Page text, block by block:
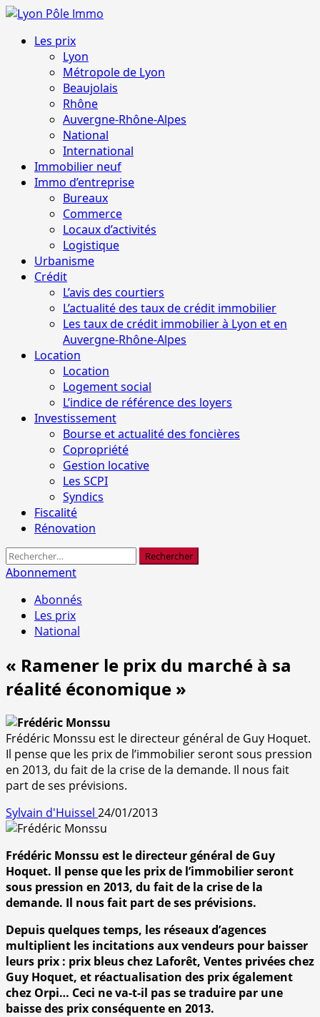
Aller
contenu
Menu
principal
Les prix
Lyon
Métropole de Lyon
Beaujolais
Rhône
Auvergne-Rhône-Alpes
National
International
Immobilier neuf
Immo d’entreprise
Bureaux
Commerce
Locaux d’activités
Logistique
Urbanisme
Crédit
L’avis des courtiers
L’actualité des taux de crédit immobilier
Les taux de crédit immobilier à Lyon et en
Auvergne-Rhône-Alpes
Location
Location
Logement social
L’indice de référence des loyers
Investissement
Bourse et actualité des foncières
Copropriété
Gestion locative
Les SCPI
Syndics
Fiscalité
Rénovation
Rechercher :
Abonnement
Abonnés
Les prix
National
« Ramener le prix du marché à sa
réalité économique »
Frédéric Monssu est le directeur général de Guy Hoquet.
Il pense que les prix de l’immobilier seront sous pression
en 2013, du fait de la crise de la demande. Il nous fait
part de ses prévisions.
Sylvain d'Huissel 24/01/2013
Frédéric Monssu est le directeur général de Guy
Hoquet. Il pense que les prix de l’immobilier seront
sous pression en 2013, du fait de la crise de la
demande. Il nous fait part de ses prévisions.
Depuis quelques temps, les réseaux d’agences
multiplient les incitations aux vendeurs pour baisser
leurs prix : prix bleus chez Laforêt, Ventes privées chez
Guy Hoquet, et réactualisation des prix également
chez Orpi… Ceci ne va-t-il pas se traduire par une
baisse des prix conséquente en 2013.